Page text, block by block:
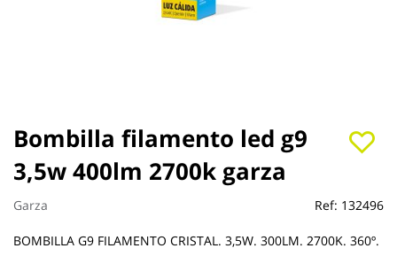
Bombilla filamento led g9
3,5w 400lm 2700k garza
Garza Ref: 132496
BOMBILLA G9 FILAMENTO CRISTAL. 3,5W. 300LM. 2700K. 360º.
Saltar
al
comienzo
de
la
de